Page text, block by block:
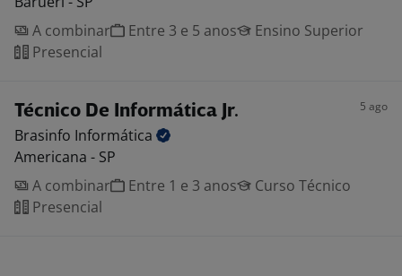
A combinar
Entre 3 e 5 anos
Ensino Superior
Presencial
Técnico De Informática Jr. 5 ago
Brasinfo Informática
Americana - SP
A combinar
Entre 1 e 3 anos
Curso Técnico
Presencial